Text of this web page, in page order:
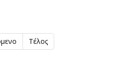
Τέλος